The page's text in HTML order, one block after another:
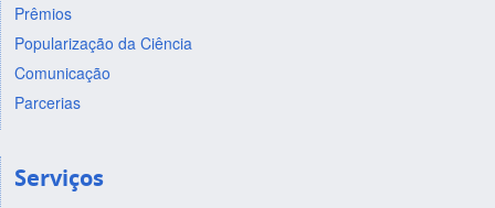
Prêmios
Popularização da Ciência
Comunicação
Parcerias
Serviços